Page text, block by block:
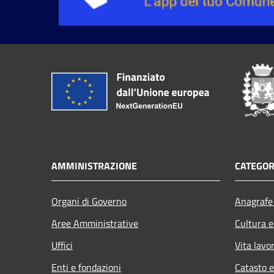
AMMINISTRAZIONE
Organi di Governo
Aree Amministrative
Uffici
Enti e fondazioni
Cultura
Vita
Catasto